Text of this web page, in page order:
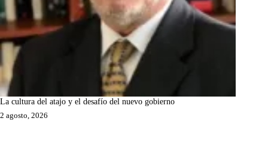
La cultura del atajo y el desafío del nuevo gobierno
2 agosto, 2026